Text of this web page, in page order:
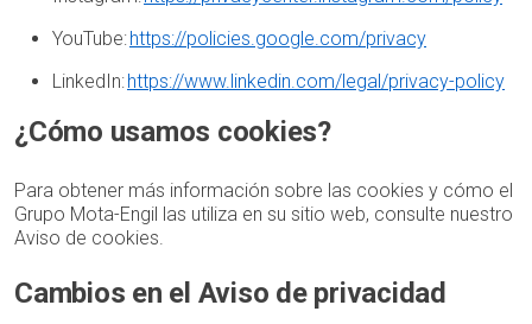
YouTube:https://policies.google.com/privacy
LinkedIn:https://www.linkedin.com/legal/privacy-policy
¿Cómo usamos cookies?
Para obtener más información sobre las cookies y cómo el
Grupo Mota-Engil las utiliza en su sitio web, consulte nuestro
Aviso de cookies.
Cambios en el Aviso de privacidad